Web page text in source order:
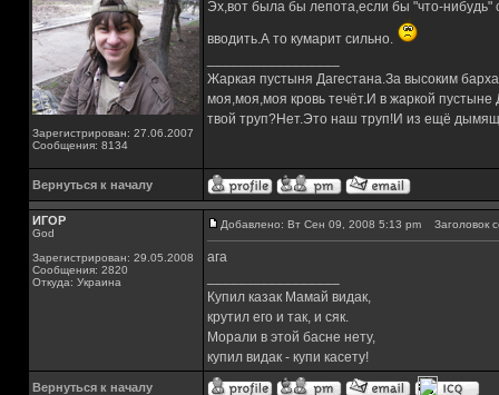
Зарегистрирован: 27.06.2007
Сообщения: 8134
Эх,вот была бы лепота,если бы "что-
вводить.А то кумарит сильно.
Жаркая пустыня Дагестана.За высоким
моя,моя,моя кровь течёт.И в жаркой
твой труп?Нет.Это наш труп!И из ещё
Вернуться к началу
ИГОР
God
Зарегистрирован: 29.05.2008
Сообщения: 2820
Откуда: Украина
Добавлено: Вт Сен 09, 2008 5:13 pm Заголовок
ага
Купил казак Мамай видак,
крутил его и так, и сяк.
Морали в этой басне нету,
купил видак - купи касету!
Вернуться к началу